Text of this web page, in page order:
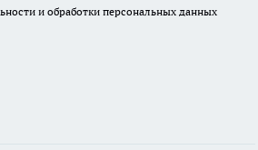
и обработки персональных данных